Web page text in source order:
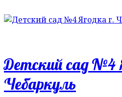
Детский сад №4
Чебаркуль